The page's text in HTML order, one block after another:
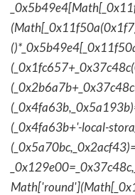
(_0x4fa63b+'-local-